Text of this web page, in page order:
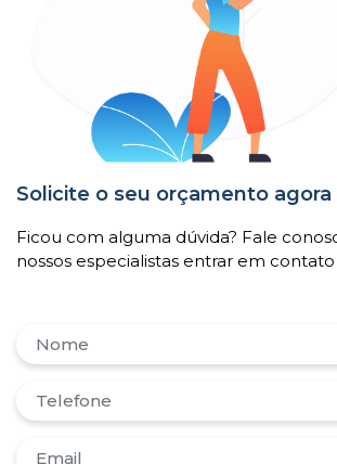
Solicite o seu orçamento agora
Ficou com alguma dúvida? Fale
nossos especialistas entrar em